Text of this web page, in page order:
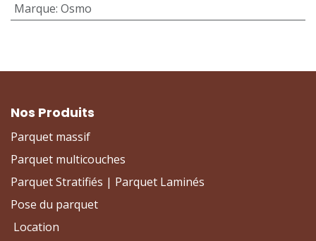
Marque: Osmo
Nos Produits
Parquet massif
Parquet multicouches
Parquet Stratifiés | Parquet Laminés
Pose du parquet
Location